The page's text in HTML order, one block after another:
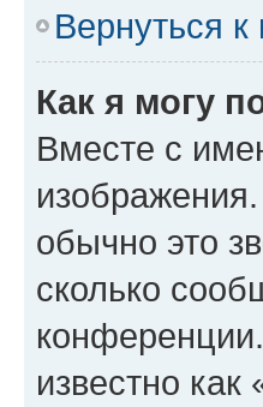
Вернуться к
Как я могу
Вместе с
обычно это
сколько
известно